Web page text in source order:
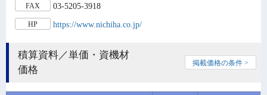
FAX 03-5205-3918
HP https://www.nichiha.co.jp/
積算資料／単価・資機材
価格
掲載価格の条件 >